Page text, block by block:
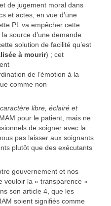
de jugement moral dans
et actes, en vue d’une
PL va empêcher cette
source d’une demande
solution de facilité qu’est
à mourir) ; cet
de l’émotion à la
comme non
libre, éclairé et
pour le patient, mais ne
de soigner avec la
pas laisser aux soignants
plutôt que des exécutants
gouvernement et nos
vouloir la « transparence »
son article 4, que les
soient signifiés comme